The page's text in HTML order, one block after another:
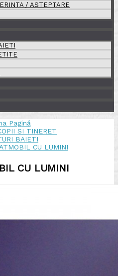
/ ASTEPTARE
Pagină
SI TINERET
BAIETI
CU LUMINI
CU LUMINI